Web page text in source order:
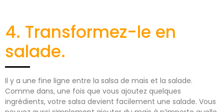
4. Transformez-le en
salade.
Il y a une fine ligne entre la salsa de maïs et la salade.
Comme dans, une fois que vous ajoutez quelques
ingrédients, votre salsa devient facilement une salade. Vous